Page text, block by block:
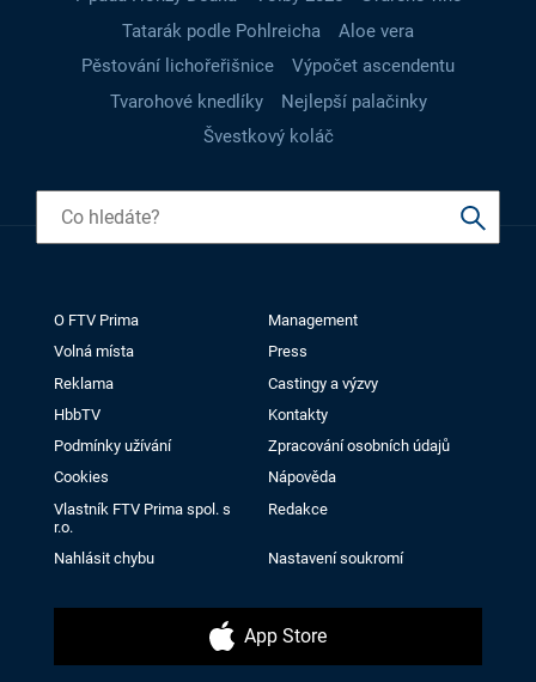
Tatarák podle Pohlreicha
Aloe vera
Pěstování lichořeřišnice
Výpočet ascendentu
Tvarohové knedlíky
Nejlepší palačinky
Švestkový koláč
O FTV Prima
Management
Volná místa
Press
Reklama
Castingy a výzvy
HbbTV
Kontakty
Podmínky užívání
Zpracování osobních údajů
Cookies
Nápověda
Vlastník FTV Prima spol. s
r.o.
Redakce
Nahlásit chybu Nastavení soukromí
App Store